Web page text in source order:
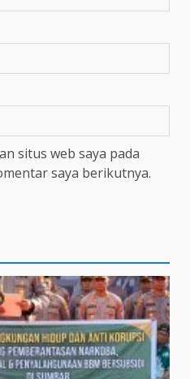
situs web saya pada
saya berikutnya.